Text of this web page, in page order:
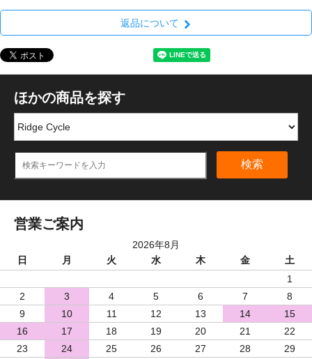
返品について
ほかの商品を探す
検索
営業ご案内
2026年8月
日
月 火 水 木 金
土
1
2
3 4 5 6 7
8
9
10 11 12 13 14
15
16
17 18 19 20 21
22
23
24 25 26 27 28
29